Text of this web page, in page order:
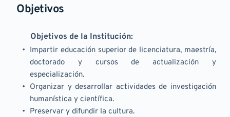
Objetivos
	Objetivos de la Institución:
Impartir educación superior de licenciatura, maestría,
doctorado y cursos de actualización y
especialización.
Organizar y desarrollar actividades de investigación
humanística y científica.
Preservar y difundir la cultura.